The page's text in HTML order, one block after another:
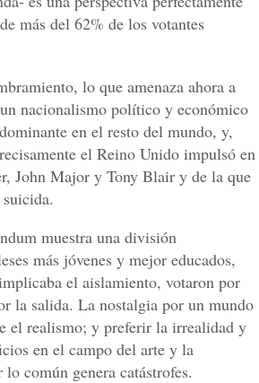
más del 62% de los votantes
lo que amenaza ahora a
nacionalismo político y económico
en el resto del mundo, y,
el Reino Unido impulsó en
John Major y Tony Blair y de la que
muestra una división
más jóvenes y mejor educados,
el aislamiento, votaron por
la salida. La nostalgia por un mundo
el realismo; y preferir la irrealidad y
en el campo del arte y la
común genera catástrofes.